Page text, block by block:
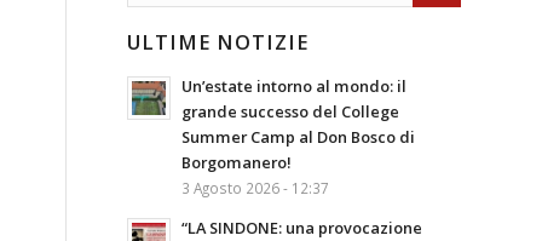
ULTIME NOTIZIE
Un’estate intorno al mondo: il
grande successo del College
Summer Camp al Don Bosco di
Borgomanero!
3 Agosto 2026 - 12:37
“LA SINDONE: una provocazione